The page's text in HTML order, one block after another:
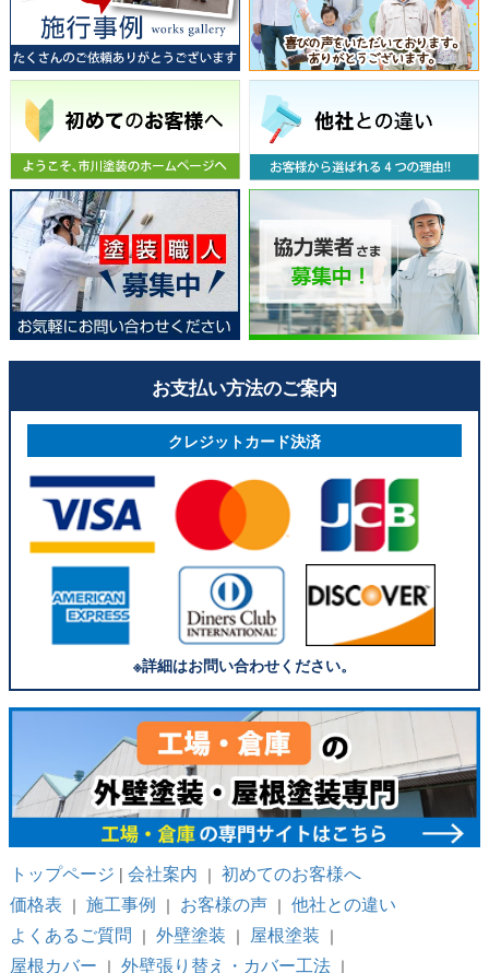
お支払い方法のご案内
クレジットカード決済
※詳細はお問い合わせください。
トップページ | 会社案内 ｜ 初めてのお客様へ
価格表 ｜ 施工事例 ｜ お客様の声｜ 他社との違い
よくあるご質問 ｜ 外壁塗装 ｜ 屋根塗装 ｜
屋根カバー ｜ 外壁張り替え・カバー工法｜